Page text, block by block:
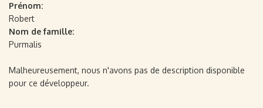
Prénom:
Robert
Nom de famille:
Purmalis
Malheureusement, nous n'avons pas de description disponible
pour ce développeur.